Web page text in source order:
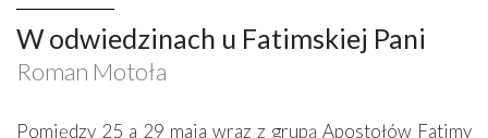
W odwiedzinach u Fatimskiej Pani
Roman Motoła
Pomiędzy 25 a 29 maja wraz z grupą Apostołów Fatimy